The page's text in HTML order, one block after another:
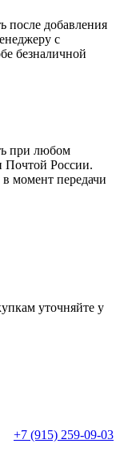
после добавления
c
безналичной
при любом
Почтой России.
момент передачи
уточняйте у
+7 (915) 259-09-03